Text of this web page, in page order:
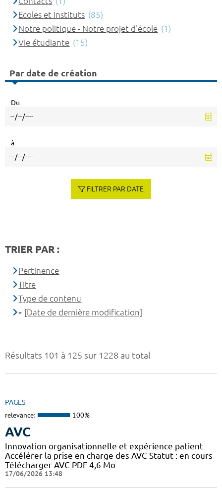
Résultats 101 à 125 sur 1228 au total
PAGES
relevance: 100%
AVC
Innovation organisationnelle et expérience patient
Accélérer la prise en charge des AVC Statut : en cours
Télécharger AVC PDF 4,6 Mo
17/06/2026 13:48
Ecoles et instituts (85)
Notre politique - Notre projet d'école (1)
Vie étudiante (15)
Par date de création
Du
à
FILTRER PAR DATE
TRIER PAR :
Pertinence
Titre
Type de contenu
[Date de dernière modification]